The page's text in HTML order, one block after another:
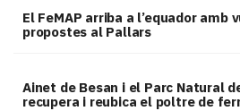
El FeMAP arriba a l’equador amb
propostes al Pallars
Ainet de Besan i el Parc Natural
recupera i reubica el poltre de